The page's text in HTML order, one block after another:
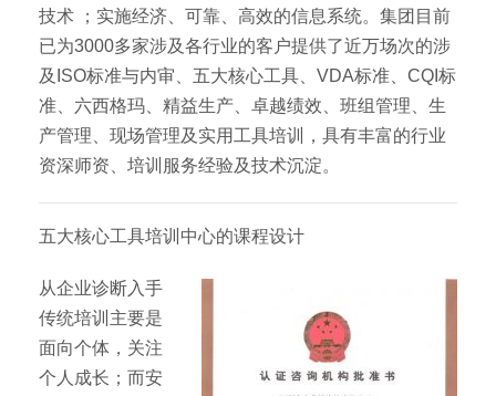
技术 ；实施经济、可靠、高效的信息系统。集团目前
已为3000多家涉及各行业的客户提供了近万场次的涉
及ISO标准与内审、五大核心工具、VDA标准、CQI标
准、六西格玛、精益生产、卓越绩效、班组管理、生
产管理、现场管理及实用工具培训，具有丰富的行业
资深师资、培训服务经验及技术沉淀。
五大核心工具培训中心的课程设计
从企业诊断入手
传统培训主要是
面向个体，关注
个人成长；而安